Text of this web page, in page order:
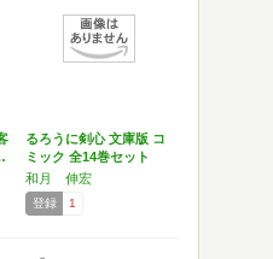
るろうに剣心 文庫版 コ
ミック 全14巻セット
和月 伸宏
登録 1